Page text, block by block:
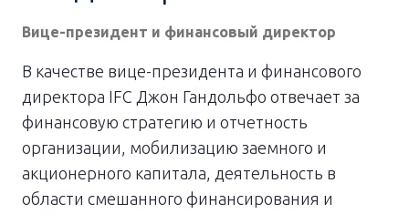
Вице-президент и финансовый директор
В качестве вице-президента и финансового
директора IFC Джон Гандольфо отвечает за
финансовую стратегию и отчетность
организации, мобилизацию заемного и
акционерного капитала, деятельность в
области смешанного финансирования и